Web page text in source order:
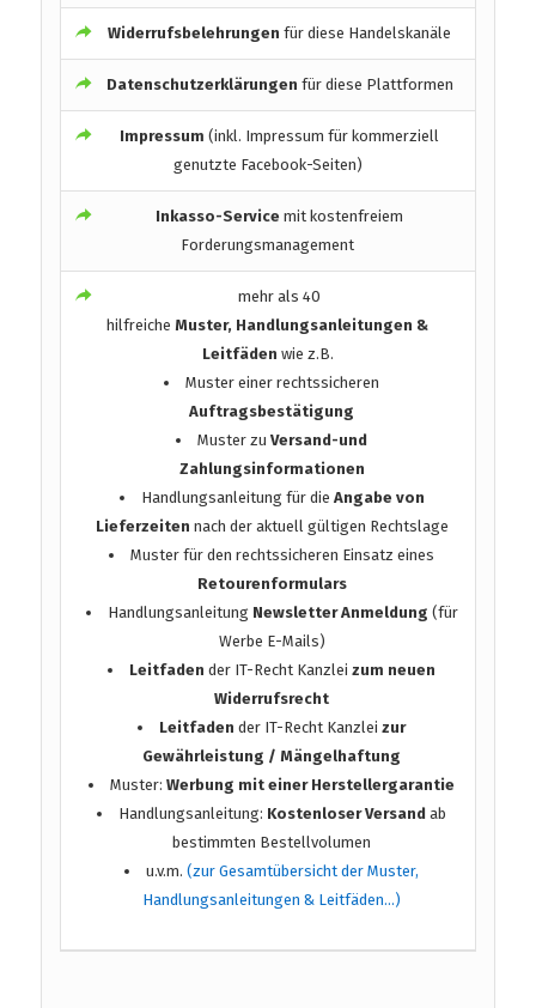
Widerrufsbelehrungenfür diese Handelskanäle
Datenschutzerklärungen für diese Plattformen
Impressum (inkl. Impressum für kommerziell
genutzte Facebook-Seiten)
Inkasso-Service mit kostenfreiem
Forderungsmanagement
mehr als 40
hilfreicheMuster, Handlungsanleitungen &
Leitfäden wie z.B.
Muster einer rechtssicheren
Auftragsbestätigung
Muster zuVersand-und
Zahlungsinformationen
Handlungsanleitung für die Angabe von
Lieferzeiten nach der aktuell gültigen Rechtslage
Muster für den rechtssicheren Einsatz eines
Retourenformulars
Handlungsanleitung Newsletter Anmeldung (für
Werbe E-Mails)
Leitfaden der IT-Recht Kanzleizum neuen
Widerrufsrecht
Leitfaden der IT-Recht Kanzleizur
Gewährleistung / Mängelhaftung
Muster:Werbung mit einer Herstellergarantie
Handlungsanleitung: Kostenloser Versand ab
bestimmten Bestellvolumen
u.v.m.(zur Gesamtübersicht der Muster,
Handlungsanleitungen & Leitfäden…)